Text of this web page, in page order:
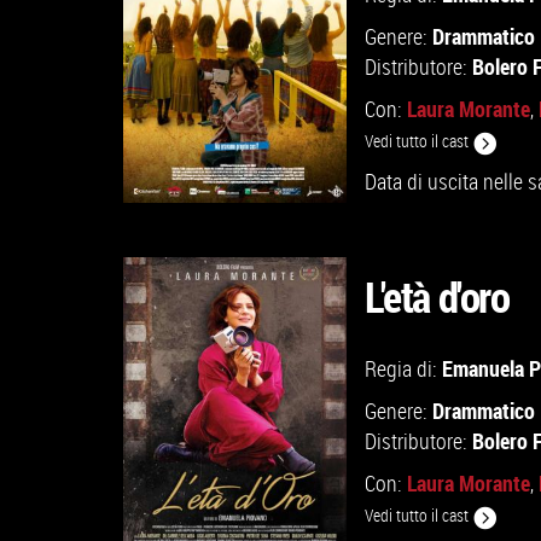
VAI ALLA SCHEDA
Genere: Drammatico
Distributore: Bolero
Con: Laura Morante,
Vedi tutto il cast
Data di uscita nelle
L'età d'oro
Regia di: Emanuela
Genere: Drammatico
Distributore: Bolero
Con: Laura Morante,
Vedi tutto il cast